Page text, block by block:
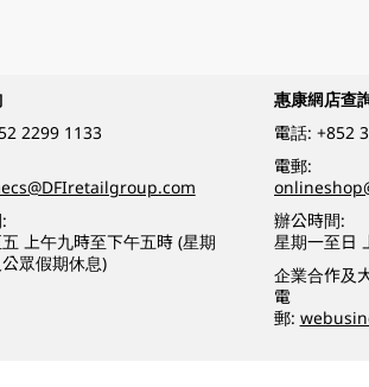
2299 1133
上午九時至下午五時 (星期
眾假期休息)
惠康網店查
電話: +852
電郵:
辦公時間:
星期一至日
企業合作及
電
郵: